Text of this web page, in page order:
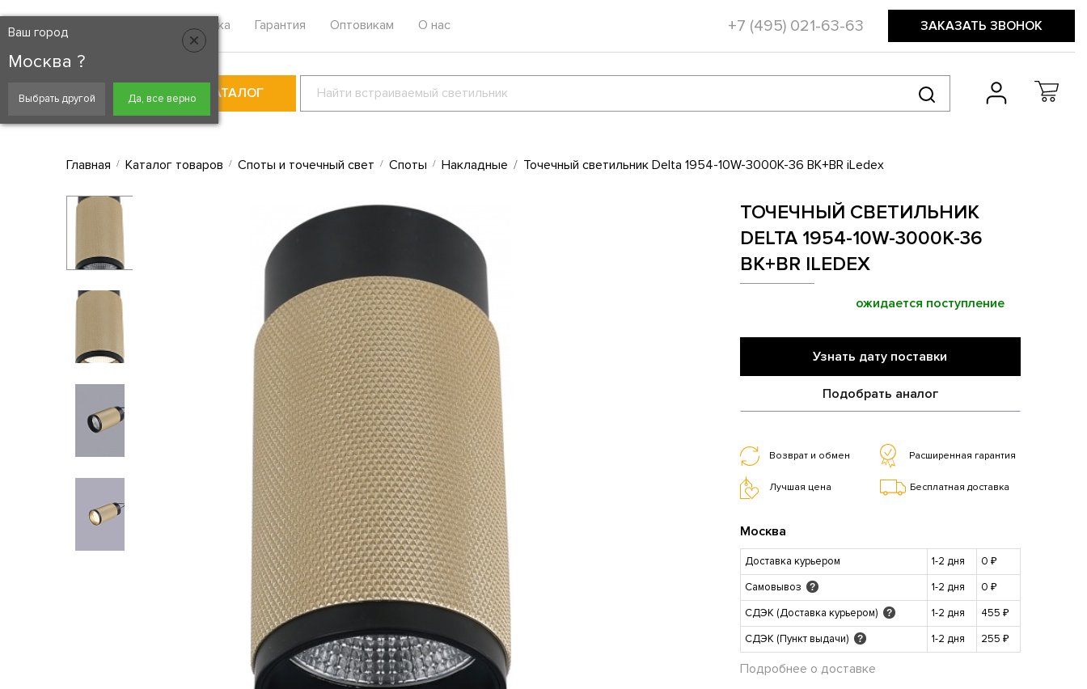
Москва
Ваш город
Москва ?
Выбрать другой Да, все верно
Доставка Гарантия Оптовикам О нас +7 (495) 021-63-63 ЗАКАЗАТЬ ЗВОНОК
КАТАЛОГ
Главная Каталог товаров Споты и точечный свет Споты Накладные Точечный светильник Delta 1954-10W-3000K-36 BK+BR iLedex
ТОЧЕЧНЫЙ СВЕТИЛЬНИК
DELTA 1954-10W-3000K-36
BK+BR ILEDEX
ожидается поступление
Узнать дату поставки
Подобрать аналог
Возврат и обмен Расширенная гарантия
Лучшая цена Бесплатная доставка
Москва
Доставка курьером 1-2 дня
0 ₽
Самовывоз
? 1-2 дня
0 ₽
СДЭК (Доставка курьером)
? 1-2 дня
455 ₽
СДЭК (Пункт выдачи)
? 1-2 дня 255 ₽
Подробнее о доставке